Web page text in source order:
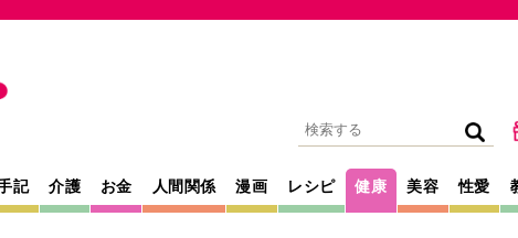
記 介護 お金 人間関係 漫画 レシピ 健康 美容 性愛